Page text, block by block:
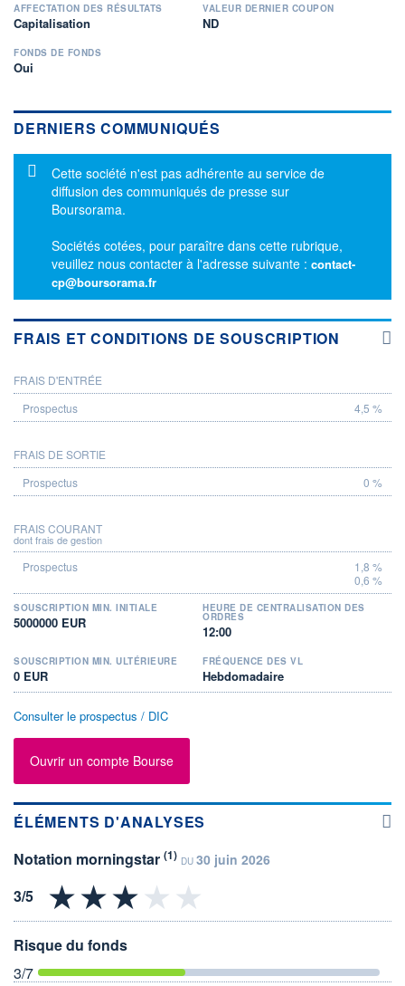
AFFECTATION DES RÉSULTATS
Capitalisation
VALEUR DERNIER COUPON
ND
FONDS DE FONDS
Oui
DERNIERS COMMUNIQUÉS
Message d'information
Cette société n'est pas adhérente au service de
diffusion des communiqués de presse sur
Boursorama.
Sociétés cotées, pour paraître dans cette rubrique,
veuillez nous contacter à l'adresse suivante : contact-
cp@boursorama.fr
FRAIS ET CONDITIONS DE SOUSCRIPTION
PROSPECTUS
FRAIS D'ENTRÉE
4,5 %
FRAIS DE SORTIE
0 %
FRAIS COURANT
dont frais de gestion
1,8 %
0,6 %
SOUSCRIPTION MIN. INITIALE
5000000 EUR
HEURE DE CENTRALISATION DES
ORDRES
12:00
SOUSCRIPTION MIN. ULTÉRIEURE
0 EUR
FRÉQUENCE DES VL
Hebdomadaire
Consulter le prospectus / DIC
Ouvrir un compte Bourse
ÉLÉMENTS D'ANALYSES
Notation morningstar (1) DU 30 juin 2026
Risque du fonds
3/7